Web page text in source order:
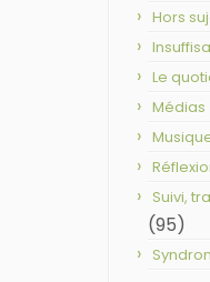
Hors
Le
Médias
Suivi,
(95)